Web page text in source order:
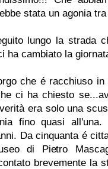
stata un agonia
lungo la strada
ha cambiato la
che é racchiuso
ci ha chiesto
era solo una
fino quasi all'una.
Da cinquanta é
di Pietro
brevemente la